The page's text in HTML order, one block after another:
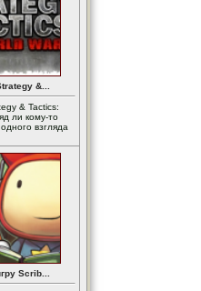
&...
& Tactics:
ли кому-то
взгляда
Scrib...